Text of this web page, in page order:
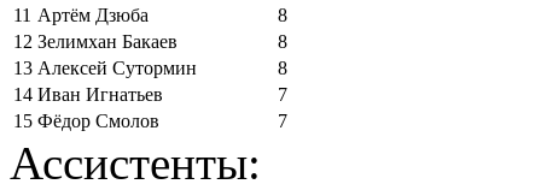
11 Артём Дзюба
8
12 Зелимхан Бакаев
8
13 Алексей Сутормин
8
14 Иван Игнатьев
7
15 Фёдор Смолов 7
Ассистенты: